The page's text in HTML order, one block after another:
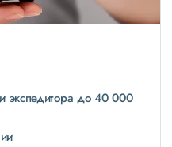
экспедитора до 40 000